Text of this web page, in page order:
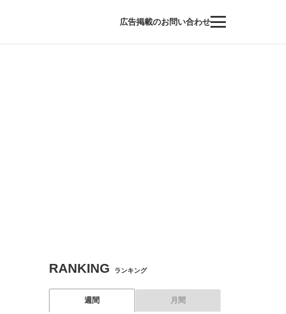
広告掲載のお問い合わせ
RANKING ランキング
週間 月間